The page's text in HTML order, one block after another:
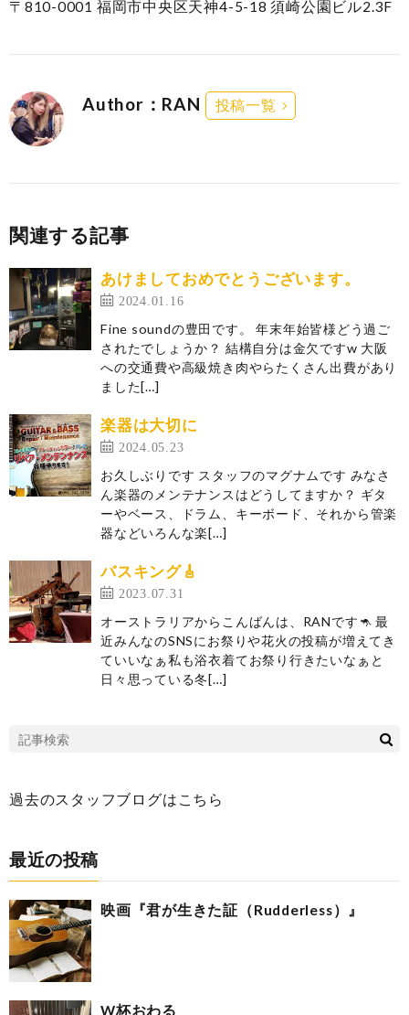
〒810-0001 福岡市中央区天神4-5-18 須崎公園ビル2.3F
Author：RAN 投稿一覧
関連する記事
あけましておめでとうございます。
2024.01.16
Fine soundの豊田です。 年末年始皆様どう過ご
されたでしょうか？ 結構自分は金欠ですw 大阪
への交通費や高級焼き肉やらたくさん出費があり
ました[…]
楽器は大切に
2024.05.23
お久しぶりです スタッフのマグナムです みなさ
ん楽器のメンテナンスはどうしてますか？ ギタ
ーやベース、ドラム、キーボード、それから管楽
器などいろんな楽[…]
バスキング🎸
2023.07.31
オーストラリアからこんばんは、RANです🦘 最
近みんなのSNSにお祭りや花火の投稿が増えてき
ていいなぁ私も浴衣着てお祭り行きたいなぁと
日々思っている冬[…]
過去のスタッフブログはこちら
最近の投稿
映画『君が生きた証（Rudderless）』
W杯おわる